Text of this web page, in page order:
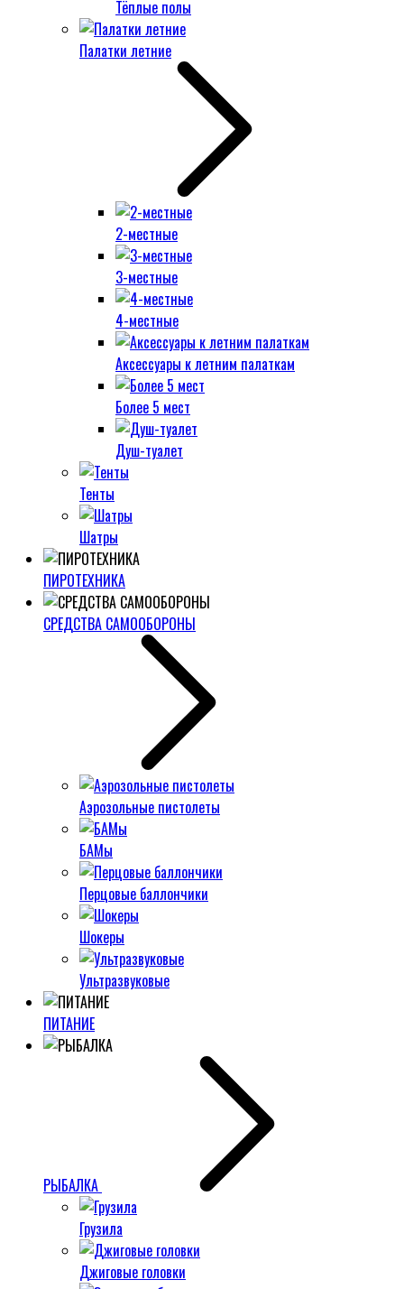
Тёплые полы
Палатки летние
2-местные
3-местные
4-местные
Аксессуары к летним палаткам
Более 5 мест
Душ-туалет
Тенты
Шатры
ПИРОТЕХНИКА
СРЕДСТВА САМООБОРОНЫ
Аэрозольные пистолеты
БАМы
Перцовые баллончики
Шокеры
Ультразвуковые
ПИТАНИЕ
РЫБАЛКА
Грузила
Джиговые головки